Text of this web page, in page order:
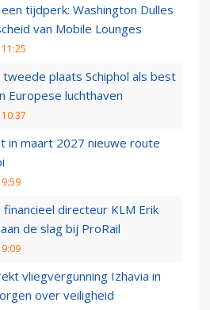
tijdperk: Washington Dulles
van Mobile Lounges
plaats Schiphol als best
Europese luchthaven
in maart 2027 nieuwe route
financieel directeur KLM Erik
de slag bij ProRail
vliegvergunning Izhavia in
over veiligheid